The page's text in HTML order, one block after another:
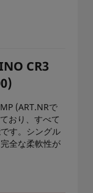
CR3
(ART.NRで
おり、すべて
す。シングル
全な柔軟性が